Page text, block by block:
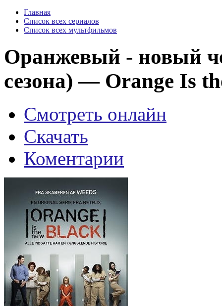
Главная
Список всех сериалов
Список всех мультфильмов
Оранжевый - новый
сезона) — Orange Is
Смотреть онлайн
Скачать
Коментарии